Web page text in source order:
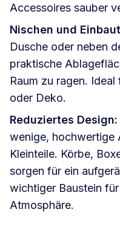
Accessoires sauber
Nischen und
Dusche oder neben
praktische
Raum zu ragen.
oder Deko.
Reduziertes Design:
wenige, hochwertige
Kleinteile. Körbe,
sorgen für ein
wichtiger Baustein
Atmosphäre.